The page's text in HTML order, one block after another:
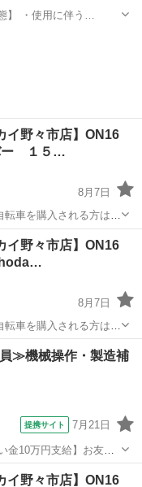
態】 ・使用に伴う…
イ野々市店】ON16
ー １５…
8月7日
転車を購入される方は、
イ野々市店】ON16
8月7日
転車を購入される方は、
≫機械操作・製造補
提携サイト 7月21日
10万円支給】お友達
なしでプライベート充
社員登用制度あり★1食
イ野々市店】ON16